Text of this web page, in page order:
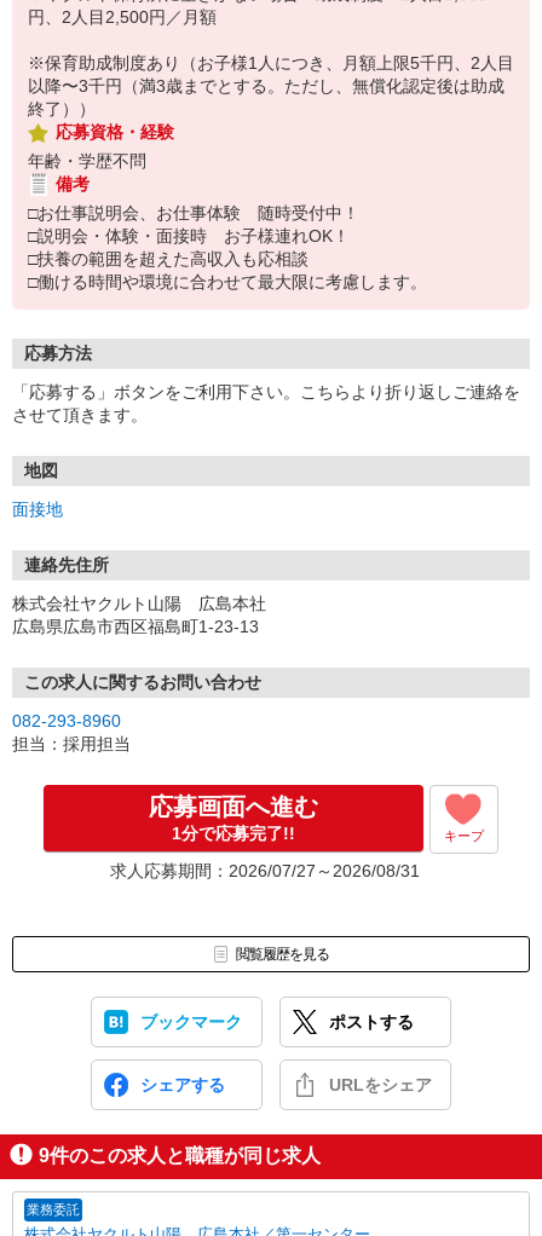
円、2人目2,500円／月額
※保育助成制度あり（お子様1人につき、月額上限5千円、2人目
以降〜3千円（満3歳までとする。ただし、無償化認定後は助成
終了））
応募資格・経験
年齢・学歴不問
備考
□お仕事説明会、お仕事体験 随時受付中！
□説明会・体験・面接時 お子様連れOK！
□扶養の範囲を超えた高収入も応相談
□働ける時間や環境に合わせて最大限に考慮します。
応募方法
「応募する」ボタンをご利用下さい。こちらより折り返しご連絡を
させて頂きます。
地図
面接地
連絡先住所
株式会社ヤクルト山陽 広島本社
広島県広島市西区福島町1-23-13
この求人に関するお問い合わせ
082-293-8960
担当：採用担当
応募画面へ進む
1分で応募完了!! キープ
求人応募期間：2026/07/27～2026/08/31
閲覧履歴を見る
ブックマーク ポストする
シェアする URLをシェア
9件のこの求人と職種が同じ求人
業務委託